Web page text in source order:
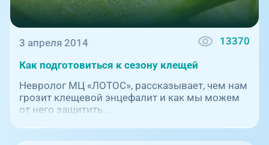
3 апреля 2014 13370
Как подготовиться к сезону клещей
Невролог МЦ «ЛОТОС», рассказывает, чем нам
грозит клещевой энцефалит и как мы можем
от него защитить...